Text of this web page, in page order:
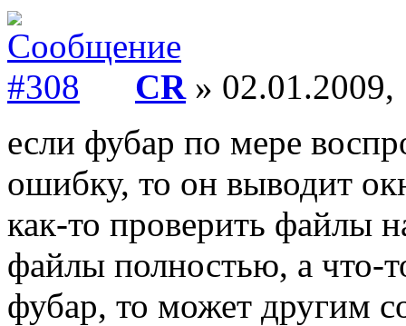
CR» 02.01.2009,
если фубар по мере
ошибку, то он выводит
как-то проверить файлы
файлы полностью, а что-
фубар, то может другим